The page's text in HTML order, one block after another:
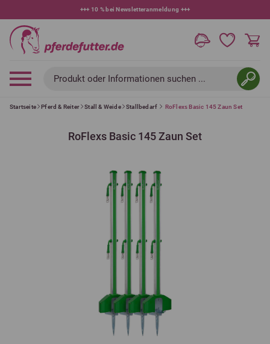
+++ 10 % bei Newsletteranmeldung +++
Produkt oder Informationen suchen ...
Startseite Pferd & Reiter Stall & Weide Stallbedarf RoFlexs Basic 145 Zaun Set
RoFlexs Basic 145 Zaun Set